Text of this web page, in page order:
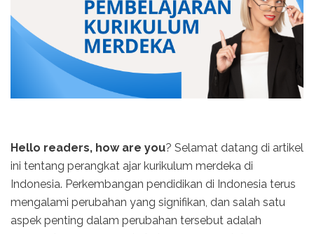
Hello readers, how are you? Selamat datang di artikel
ini tentang perangkat ajar kurikulum merdeka di
Indonesia. Perkembangan pendidikan di Indonesia terus
mengalami perubahan yang signifikan, dan salah satu
aspek penting dalam perubahan tersebut adalah